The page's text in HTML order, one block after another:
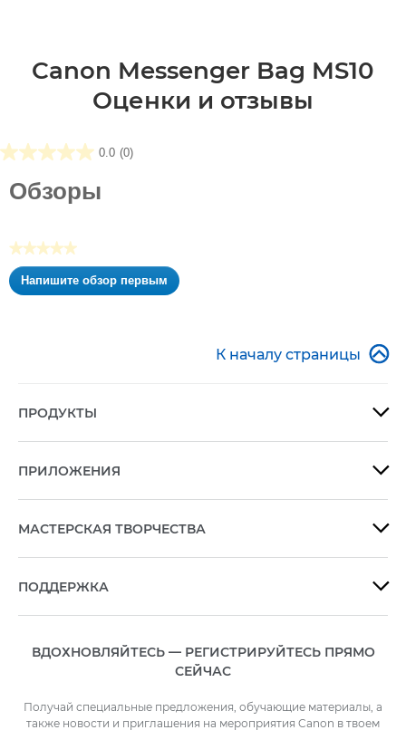
Canon Messenger Bag MS10
Оценки и отзывы
0.0 (0)
0.0
звезд.
Обзоры
★★★★★
Нет
оценки
Напишите обзор первым
.
диалогового
К началу страницы 
ПРОДУКТЫ 
ПРИЛОЖЕНИЯ 
МАСТЕРСКАЯ ТВОРЧЕСТВА 
ПОДДЕРЖКА 
ВДОХНОВЛЯЙТЕСЬ — РЕГИСТРИРУЙТЕСЬ ПРЯМО
СЕЙЧАС
Получай специальные предложения, обучающие материалы, а
также новости и приглашения на мероприятия Canon в твоем